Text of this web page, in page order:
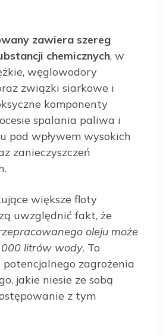
zawiera szereg
chemicznych, w
węglowodory
związki siarkowe i
komponenty
spalania paliwa i
pod wpływem wysokich
zanieczyszczeń
większe floty
uwzględnić fakt, że
oleju może
litrów wody. To
potencjalnego zagrożenia
jakie niesie ze sobą
z tym